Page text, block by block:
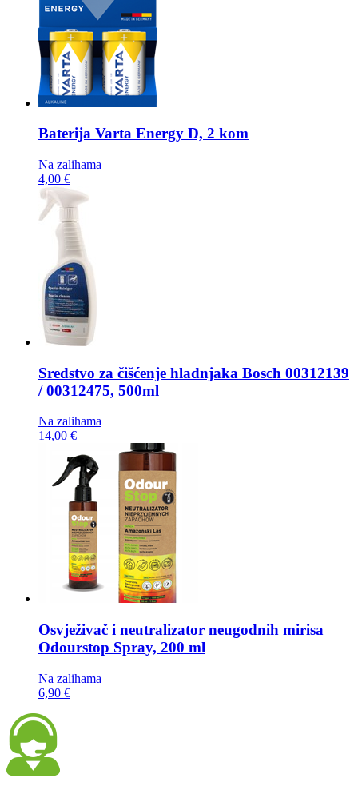
Baterija Varta Energy D, 2 kom
Na zalihama
4,00 €
Sredstvo za čišćenje hladnjaka Bosch 00312139
/ 00312475, 500ml
Na zalihama
14,00 €
Osvježivač i neutralizator neugodnih mirisa
Odourstop Spray, 200 ml
Na zalihama
6,90 €